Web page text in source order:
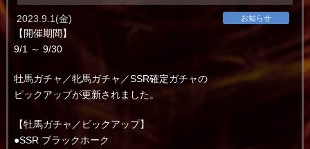
お知らせ
2023.9.1(金)
【開催期間】
9/1 ～ 9/30
牡馬ガチャ／牝馬ガチャ／SSR確定ガチャの
ピックアップが更新されました。
【牡馬ガチャ／ピックアップ】
●SSR ブラックホーク